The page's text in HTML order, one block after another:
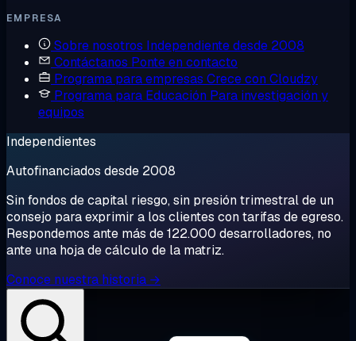
EMPRESA
Sobre nosotros Independiente desde 2008
Contáctanos Ponte en contacto
Programa para empresas Crece con Cloudzy
Programa para Educación Para investigación y
equipos
Independientes
Autofinanciados desde 2008
Sin fondos de capital riesgo, sin presión trimestral de un
consejo para exprimir a los clientes con tarifas de egreso.
Respondemos ante más de 122.000 desarrolladores, no
ante una hoja de cálculo de la matriz.
Conoce nuestra historia →